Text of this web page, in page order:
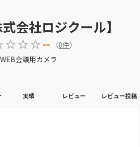
会社ロジクール】
-- （0件）
WEB会議用カメラ
実績 レビュー レビュー投稿